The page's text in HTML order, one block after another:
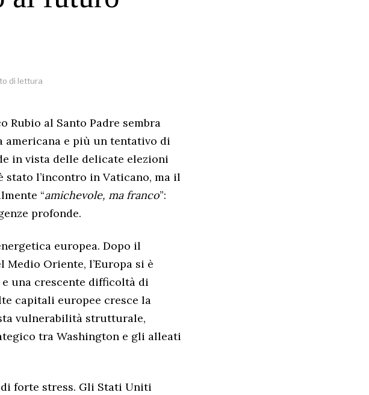
di lettura
Rubio al Santo Padre sembra
americana e più un tentativo di
in vista delle delicate elezioni
l’incontro in Vaticano, ma il
“amichevole, ma franco”:
profonde.
europea. Dopo il
Oriente, l’Europa si è
una crescente difficoltà di
capitali europee cresce la
vulnerabilità strutturale,
tra Washington e gli alleati
forte stress. Gli Stati Uniti